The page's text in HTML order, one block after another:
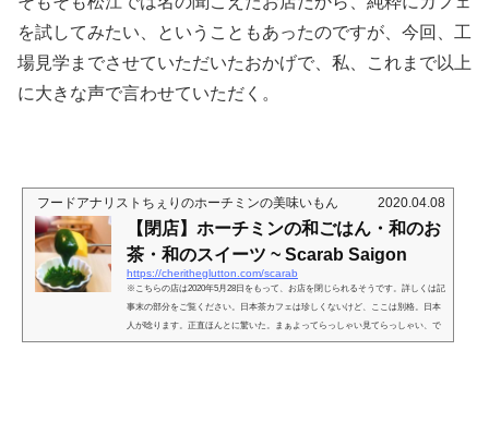
を試してみたい、ということもあったのですが、今回、工
場見学までさせていただいたおかげで、私、これまで以上
に大きな声で言わせていただく。
フードアナリストちぇりのホーチミンの美味いもん 2020.04.08
【閉店】ホーチミンの和ごはん・和のお
茶・和のスイーツ ~ Scarab Saigon
https://cheritheglutton.com/scarab
※こちらの店は2020年5月28日をもって、お店を閉じられるそうです。詳しくは記
事末の部分をご覧ください。日本茶カフェは珍しくないけど、ここは別格。日本
人が唸ります。正直ほんとに驚いた。まぁよってらっしゃい見てらっしゃい、で
すよ。やれやれ。またこんな素敵なお店ができてしまったか（胃袋足りない）１